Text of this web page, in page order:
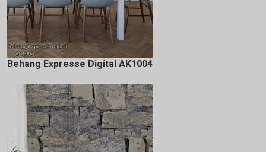
Behang Expresse Digital AK1004